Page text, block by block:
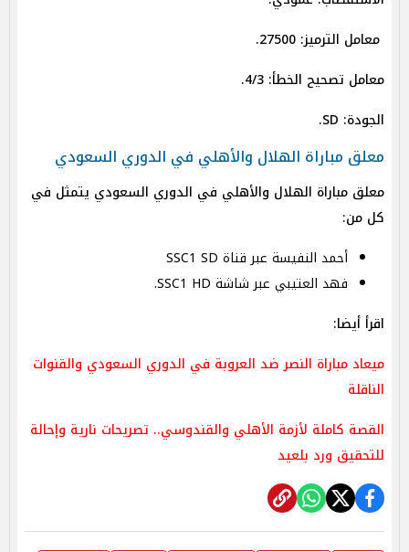
معامل الترميز: 27500.
معامل تصحيح الخطأ: 4/3.
الجودة: SD.
معلق مباراة الهلال والأهلي في الدوري السعودي
معلق مباراة الهلال والأهلي في الدوري السعودي يتمثل في
كل من:
أحمد النفيسة عبر قناة SSC1 SD
فهد العتيبي عبر شاشة SSC1 HD.
اقرأ أيضا:
ميعاد مباراة النصر ضد العروبة في الدوري السعودي والقنوات
الناقلة
القصة كاملة لأزمة الأهلي والقندوسي.. تصريحات نارية وإحالة
للتحقيق ورد بلعيد